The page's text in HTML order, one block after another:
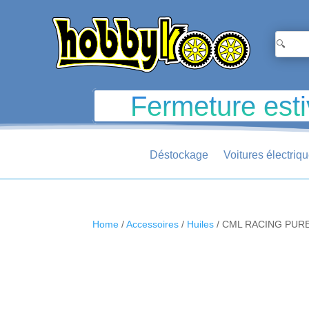
Fermeture
Déstockage Voitures
Home /Accessoires / Huiles / CML RACING